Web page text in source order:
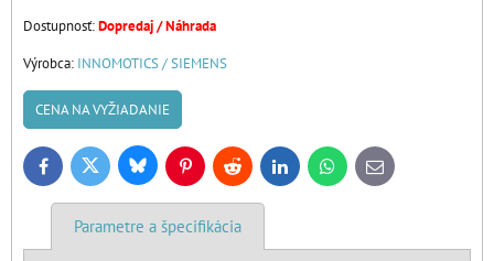
Dostupnosť:Dopredaj / Náhrada
Výrobca: INNOMOTICS / SIEMENS
CENA NA VYŽIADANIE
FacebookTwitter BlueskyPinterestReddit LinkedInWhatsApp
E-
mail
Parametre a špecifikácia